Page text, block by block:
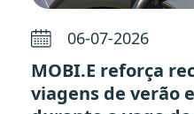
06-07-2026
MOBI.E reforça
viagens de verão